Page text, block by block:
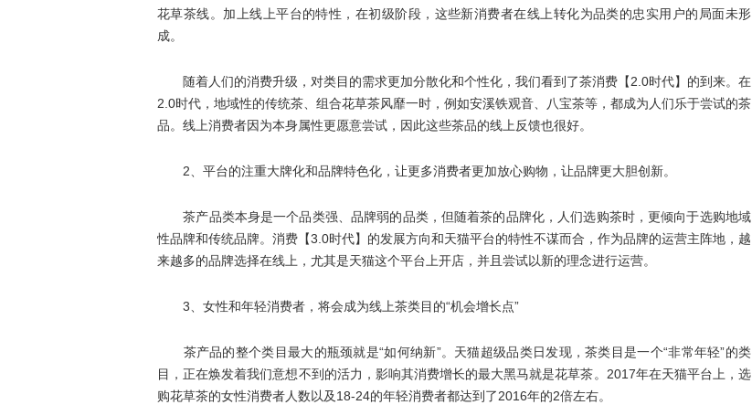
花草茶线。加上线上平台的特性，在初级阶段，这些新消费者在线上转化为品类的忠实用户的局面未形
成。
随着人们的消费升级，对类目的需求更加分散化和个性化，我们看到了茶消费【2.0时代】的到来。在
2.0时代，地域性的传统茶、组合花草茶风靡一时，例如安溪铁观音、八宝茶等，都成为人们乐于尝试的茶
品。线上消费者因为本身属性更愿意尝试，因此这些茶品的线上反馈也很好。
2、平台的注重大牌化和品牌特色化，让更多消费者更加放心购物，让品牌更大胆创新。
茶产品类本身是一个品类强、品牌弱的品类，但随着茶的品牌化，人们选购茶时，更倾向于选购地域
性品牌和传统品牌。消费【3.0时代】的发展方向和天猫平台的特性不谋而合，作为品牌的运营主阵地，越
来越多的品牌选择在线上，尤其是天猫这个平台上开店，并且尝试以新的理念进行运营。
3、女性和年轻消费者，将会成为线上茶类目的“机会增长点”
茶产品的整个类目最大的瓶颈就是“如何纳新”。天猫超级品类日发现，茶类目是一个“非常年轻”的类
目，正在焕发着我们意想不到的活力，影响其消费增长的最大黑马就是花草茶。2017年在天猫平台上，选
购花草茶的女性消费者人数以及18-24的年轻消费者都达到了2016年的2倍左右。